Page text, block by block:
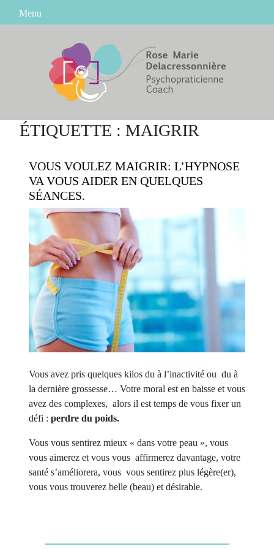
Menu
ÉTIQUETTE : MAIGRIR
VOUS VOULEZ MAIGRIR: L’HYPNOSE
VA VOUS AIDER EN QUELQUES
SÉANCES.
Vous avez pris quelques kilos du à l’inactivité ou du à
la dernière grossesse… Votre moral est en baisse et vous
avez des complexes, alors il est temps de vous fixer un
défi : perdre du poids.
Vous vous sentirez mieux « dans votre peau », vous
vous aimerez et vous vous affirmerez davantage, votre
santé s’améliorera, vous vous sentirez plus légère(er),
vous vous trouverez belle (beau) et désirable.
l’Hypnose